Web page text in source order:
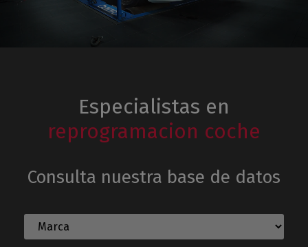
Especialistas en
reprogramacion coche
Consulta nuestra base de datos